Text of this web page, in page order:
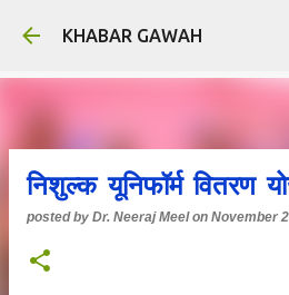
Skip to main
KHABAR GAWAH
निशुल्क यूनिफॉर्म वितरण
posted by Dr. Neeraj Meel on November